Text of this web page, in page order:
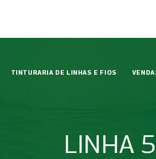
TINTURARIA DE LINHAS E FIOS
LINHA